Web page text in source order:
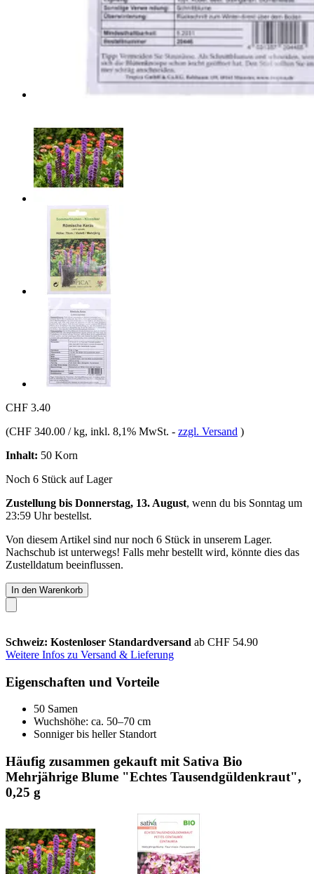
CHF 3.40
(CHF 340.00 / kg, inkl. 8,1% MwSt. - zzgl. Versand )
Inhalt: 50 Korn
Noch 6 Stück auf Lager
Zustellung bis Donnerstag, 13. August, wenn du bis Sonntag um
23:59 Uhrbestellst.
Von diesem Artikel sind nur noch 6 Stück in unserem Lager.
Nachschub ist unterwegs! Falls mehr bestellt wird, könnte dies das
Zustelldatum beeinflussen.
In den Warenkorb
Schweiz: Kostenloser Standardversand ab CHF 54.90
Weitere Infos zu Versand & Lieferung
Eigenschaften und Vorteile
50 Samen
Wuchshöhe: ca. 50–70 cm
Sonniger bis heller Standort
Häufig zusammen gekauft mit Sativa Bio
Mehrjährige Blume "Echtes Tausendgüldenkraut",
0,25 g